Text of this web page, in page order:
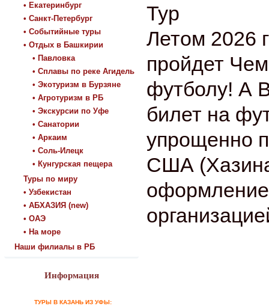
• Екатеринбург
• Санкт-Петербург
• Событийные туры
• Отдых в Башкирии
• Павловка
• Сплавы по реке Агидель
• Экотуризм в Бурзяне
• Агротуризм в РБ
• Экскурсии по Уфе
• Санатории
• Аркаим
• Соль-Илецк
• Кунгурская пещера
Туры по миру
• Узбекистан
• АБХАЗИЯ (new)
• ОАЭ
• На море
Наши филиалы в РБ
Информация
ТУРЫ В КАЗАНЬ ИЗ УФЫ:
Тур
Летом 2026
пройдет
футболу! А
билет на
упрощенно
США